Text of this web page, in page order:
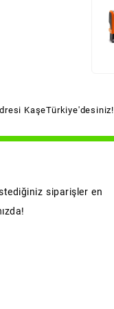
KaşeTürkiye'desiniz!
siparişler en